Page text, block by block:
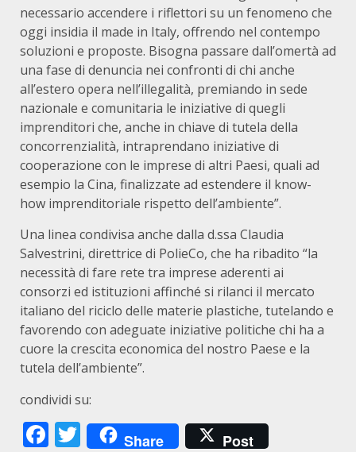
necessario accendere i riflettori su un fenomeno che
oggi insidia il made in Italy, offrendo nel contempo
soluzioni e proposte. Bisogna passare dall’omertà ad
una fase di denuncia nei confronti di chi anche
all’estero opera nell’illegalità, premiando in sede
nazionale e comunitaria le iniziative di quegli
imprenditori che, anche in chiave di tutela della
concorrenzialità, intraprendano iniziative di
cooperazione con le imprese di altri Paesi, quali ad
esempio la Cina, finalizzate ad estendere il know-
how imprenditoriale rispetto dell’ambiente”.
Una linea condivisa anche dalla d.ssa Claudia
Salvestrini, direttrice di PolieCo, che ha ribadito “la
necessità di fare rete tra imprese aderenti ai
consorzi ed istituzioni affinché si rilanci il mercato
italiano del riciclo delle materie plastiche, tutelando e
favorendo con adeguate iniziative politiche chi ha a
cuore la crescita economica del nostro Paese e la
tutela dell’ambiente”.
condividi su:
Facebook
Twitter
Share Post